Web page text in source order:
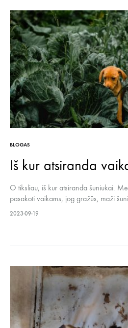
BLOGAS
Iš kur atsiranda
O tiksliau, iš kur atsiranda šuniukai.
pasakoti vaikams, jog gražūs, maži
kopūstuose. Panašiai kaip vaikus
2023-09-19